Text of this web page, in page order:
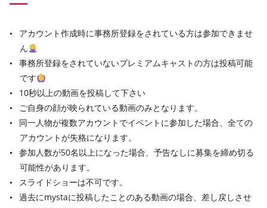
アカウント作成時に事務所登録をされている方は参加できませ
ん
事務所登録をされていないプレミアムキャストの方は投稿可能
です
10秒以上の動画を投稿して下さい
ご自身の顔が映られている動画のみとなります。
同一人物が複数アカウントでイベントに参加した場合、全ての
アカウントが失格になります。
参加人数が50名以上になった場合、予告なしに募集を締め切る
可能性があります。
スライドショーは不可です。
過去にmystaに投稿したことのある動画の場合、差し戻しさせ